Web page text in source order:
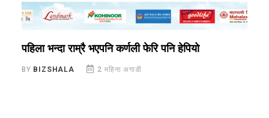
पहिला भन्दा राम्रै भएपनि कर्णली फेरि पनि हेपियो
BY BIZSHALA 2 महिना अगाडी